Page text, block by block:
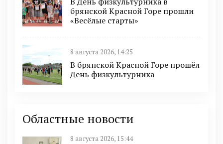
брянской Красной Горе прошли
«Весёлые старты»
8 августа 2026, 14:25
В брянской Красной Горе прошёл
День физкультурника
Областные новости
8 августа 2026, 15:44